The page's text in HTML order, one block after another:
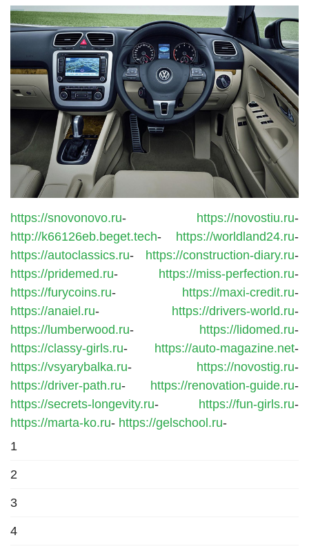
https://snovonovo.ru- https://novostiu.ru-
http://k66126eb.beget.tech- https://worldland24.ru-
https://autoclassics.ru- https://construction-diary.ru-
https://pridemed.ru- https://miss-perfection.ru-
https://furycoins.ru- https://maxi-credit.ru-
https://anaiel.ru- https://drivers-world.ru-
https://lumberwood.ru- https://lidomed.ru-
https://classy-girls.ru- https://auto-magazine.net-
https://vsyarybalka.ru- https://novostig.ru-
https://driver-path.ru- https://renovation-guide.ru-
https://secrets-longevity.ru- https://fun-girls.ru-
https://marta-ko.ru- https://gelschool.ru-
1
2
3
4